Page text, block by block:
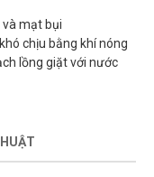
và mạt bụi
chịu bằng khí nóng
lồng giặt với nước